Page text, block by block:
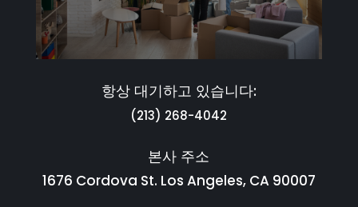
항상 대기하고 있습니다:
(213) 268-4042
본사 주소
1676 Cordova St. Los Angeles, CA 90007